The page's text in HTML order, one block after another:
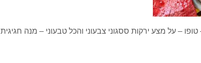
טופו – על מצע ירקות ססגוני צבעוני והכל טבעוני – מנה חגיגית